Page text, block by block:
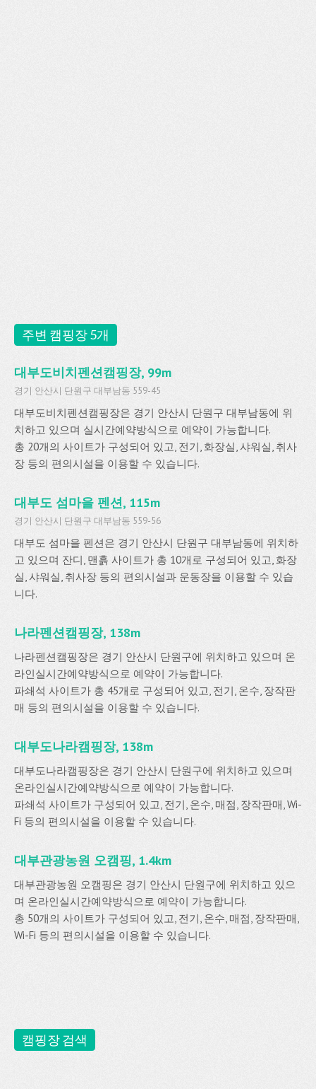
주변 캠핑장 5개
대부도비치펜션캠핑장, 99m
경기 안산시 단원구 대부남동 559-45
대부도비치펜션캠핑장은 경기 안산시 단원구 대부남동에 위
치하고 있으며 실시간예약방식으로 예약이 가능합니다.
총 20개의 사이트가 구성되어 있고, 전기, 화장실, 샤워실, 취사
장 등의 편의시설을 이용할 수 있습니다.
대부도 섬마을 펜션, 115m
경기 안산시 단원구 대부남동 559-56
대부도 섬마을 펜션은 경기 안산시 단원구 대부남동에 위치하
고 있으며 잔디, 맨흙 사이트가 총 10개로 구성되어 있고, 화장
실, 샤워실, 취사장 등의 편의시설과 운동장을 이용할 수 있습
니다.
나라펜션캠핑장, 138m
나라펜션캠핑장은 경기 안산시 단원구에 위치하고 있으며 온
라인실시간예약방식으로 예약이 가능합니다.
파쇄석 사이트가 총 45개로 구성되어 있고, 전기, 온수, 장작판
매 등의 편의시설을 이용할 수 있습니다.
대부도나라캠핑장, 138m
대부도나라캠핑장은 경기 안산시 단원구에 위치하고 있으며
온라인실시간예약방식으로 예약이 가능합니다.
파쇄석 사이트가 구성되어 있고, 전기, 온수, 매점, 장작판매, Wi-
Fi 등의 편의시설을 이용할 수 있습니다.
대부관광농원 오캠핑, 1.4km
대부관광농원 오캠핑은 경기 안산시 단원구에 위치하고 있으
며 온라인실시간예약방식으로 예약이 가능합니다.
총 50개의 사이트가 구성되어 있고, 전기, 온수, 매점, 장작판매,
Wi-Fi 등의 편의시설을 이용할 수 있습니다.
캠핑장 검색